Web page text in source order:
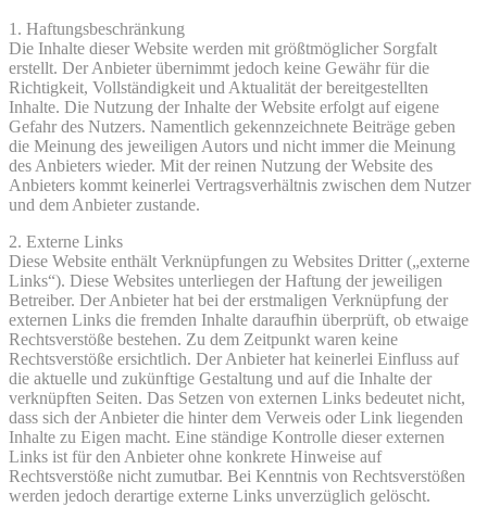
1. Haftungsbeschränkung
Die Inhalte dieser Website werden mit größtmöglicher Sorgfalt
erstellt. Der Anbieter übernimmt jedoch keine Gewähr für die
Richtigkeit, Vollständigkeit und Aktualität der bereitgestellten
Inhalte. Die Nutzung der Inhalte der Website erfolgt auf eigene
Gefahr des Nutzers. Namentlich gekennzeichnete Beiträge geben
die Meinung des jeweiligen Autors und nicht immer die Meinung
des Anbieters wieder. Mit der reinen Nutzung der Website des
Anbieters kommt keinerlei Vertragsverhältnis zwischen dem Nutzer
und dem Anbieter zustande.
2. Externe Links
Diese Website enthält Verknüpfungen zu Websites Dritter („externe
Links“). Diese Websites unterliegen der Haftung der jeweiligen
Betreiber. Der Anbieter hat bei der erstmaligen Verknüpfung der
externen Links die fremden Inhalte daraufhin überprüft, ob etwaige
Rechtsverstöße bestehen. Zu dem Zeitpunkt waren keine
Rechtsverstöße ersichtlich. Der Anbieter hat keinerlei Einfluss auf
die aktuelle und zukünftige Gestaltung und auf die Inhalte der
verknüpften Seiten. Das Setzen von externen Links bedeutet nicht,
dass sich der Anbieter die hinter dem Verweis oder Link liegenden
Inhalte zu Eigen macht. Eine ständige Kontrolle dieser externen
Links ist für den Anbieter ohne konkrete Hinweise auf
Rechtsverstöße nicht zumutbar. Bei Kenntnis von Rechtsverstößen
werden jedoch derartige externe Links unverzüglich gelöscht.